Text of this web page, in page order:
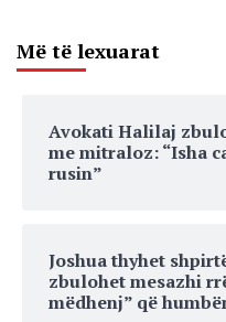
Më të lexuarat
Avokati Halilaj
me mitraloz: “Isha
rusin”
Joshua thyhet
zbulohet mesazhi
mëdhenj” që